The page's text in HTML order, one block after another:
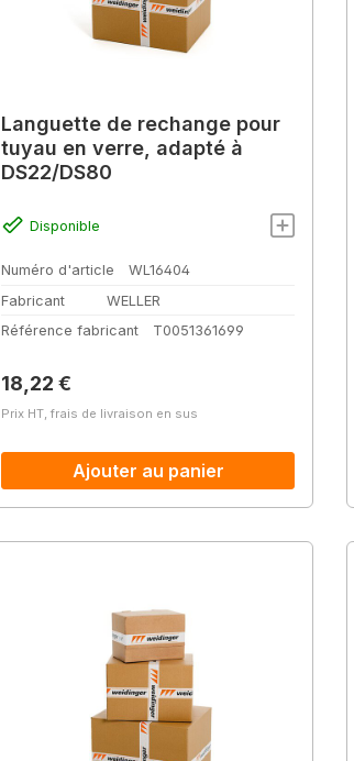
Languette de rechange pour
tuyau en verre, adapté à
DS22/DS80
Disponible
Numéro d'article
WL16404
Fabricant
WELLER
Référence fabricant
T0051361699
Prix régulier :
18,22 €
Prix HT, frais de livraison en sus
Ajouter au panier